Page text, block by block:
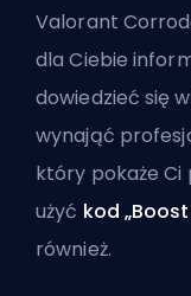
Valorant
dla Ciebie
dowiedzieć się
wynająć
który pokaże Ci
użyć kod
również.